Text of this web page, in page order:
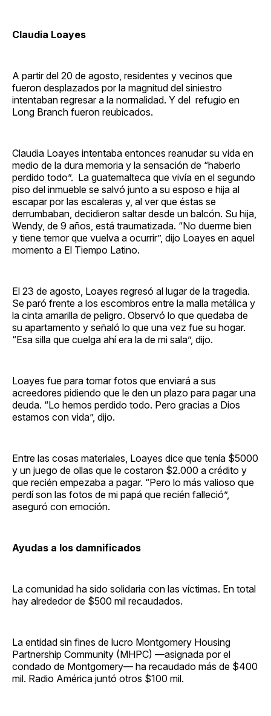
Claudia Loayes
A partir del 20 de agosto, residentes y vecinos que
fueron desplazados por la magnitud del siniestro
intentaban regresar a la normalidad. Y del refugio en
Long Branch fueron reubicados.
Claudia Loayes intentaba entonces reanudar su vida en
medio de la dura memoria y la sensación de “haberlo
perdido todo”. La guatemalteca que vivía en el segundo
piso del inmueble se salvó junto a su esposo e hija al
escapar por las escaleras y, al ver que éstas se
derrumbaban, decidieron saltar desde un balcón. Su hija,
Wendy, de 9 años, está traumatizada. “No duerme bien
y tiene temor que vuelva a ocurrir”, dijo Loayes en aquel
momento a El Tiempo Latino.
El 23 de agosto, Loayes regresó al lugar de la tragedia.
Se paró frente a los escombros entre la malla metálica y
la cinta amarilla de peligro. Observó lo que quedaba de
su apartamento y señaló lo que una vez fue su hogar.
“Esa silla que cuelga ahí era la de mi sala”, dijo.
Loayes fue para tomar fotos que enviará a sus
acreedores pidiendo que le den un plazo para pagar una
deuda. “Lo hemos perdido todo. Pero gracias a Dios
estamos con vida”, dijo.
Entre las cosas materiales, Loayes dice que tenía $5000
y un juego de ollas que le costaron $2.000 a crédito y
que recién empezaba a pagar. “Pero lo más valioso que
perdí son las fotos de mi papá que recién falleció”,
aseguró con emoción.
Ayudas a los damnificados
La comunidad ha sido solidaria con las víctimas. En total
hay alrededor de $500 mil recaudados.
La entidad sin fines de lucro Montgomery Housing
Partnership Community (MHPC) —asignada por el
condado de Montgomery— ha recaudado más de $400
mil. Radio América juntó otros $100 mil.